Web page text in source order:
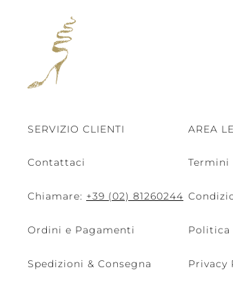
SERVIZIO CLIENTI
Contattaci
Chiamare: +39 (02) 81260244
Ordini e Pagamenti
Spedizioni & Consegna
AREA
Termini
Politica
Privacy